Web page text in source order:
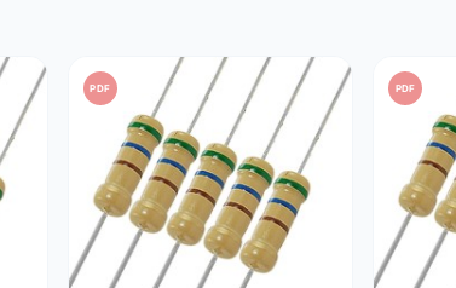
PDF PDF